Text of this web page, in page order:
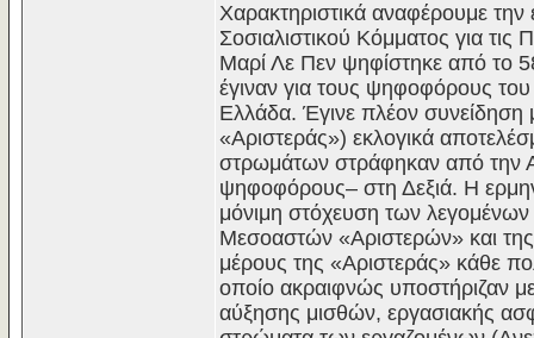
Χαρακτηριστικά αναφέρουμε
Σοσιαλιστικού Κόμματος για
Μαρί Λε Πεν ψηφίστηκε από το
έγιναν για τους ψηφοφόρους του
Ελλάδα. Έγινε πλέον συνείδηση
«Αριστεράς») εκλογικά
στρωμάτων στράφηκαν από την
ψηφοφόρους– στη Δεξιά. Η
μόνιμη στόχευση των
Μεσοαστών «Αριστερών» και
μέρους της «Αριστεράς» κάθε
οποίο ακραιφνώς υποστήριζαν
αύξησης μισθών, εργασιακής